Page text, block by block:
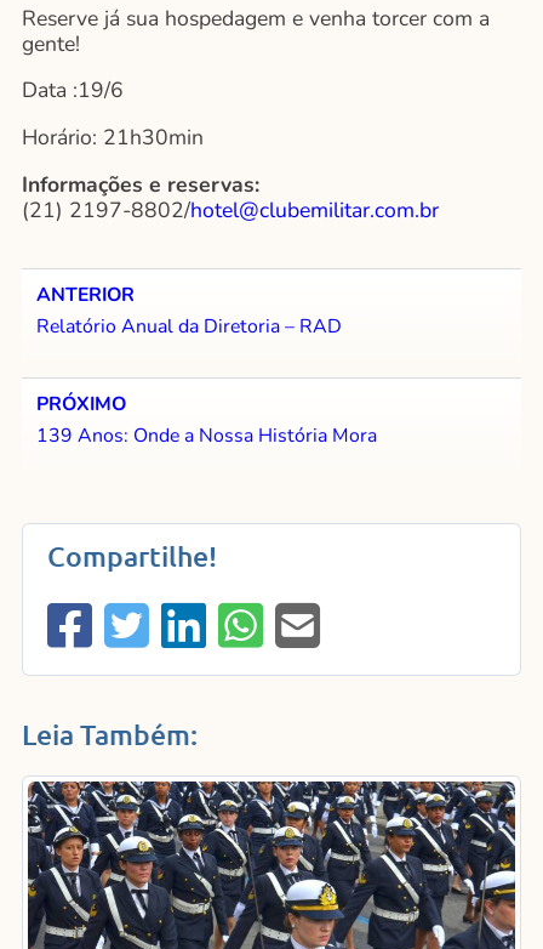
Reserve já sua hospedagem e venha torcer com a
gente!
Data :19/6
Horário: 21h30min
Informações e reservas:
(21) 2197-8802/hotel@clubemilitar.com.br
ANTERIOR
Relatório Anual da Diretoria – RAD
PRÓXIMO
139 Anos: Onde a Nossa História Mora
Compartilhe!
Leia Também: